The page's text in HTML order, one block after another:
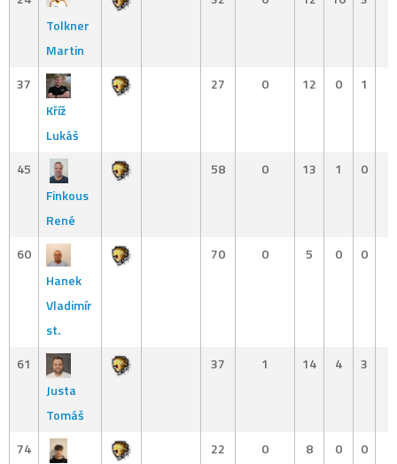
Tolkner
Martin
37
Kříž
Lukáš
27 0 12 0 1
45
Finkous
René
58 0 13 1 0
60
Hanek
Vladimír
st.
70 0 5 0 0
61
Justa
Tomáš
37 1 14 4 3
74 22 0 8 0 0